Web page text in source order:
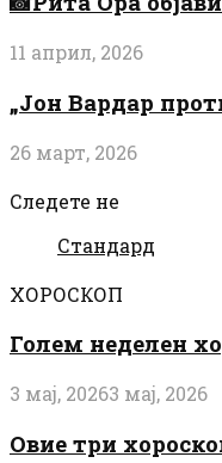
11 април, 2026
„Јон Вардар
26 март, 2026
Следете не
Стандард
ХОРОСКОП
Голем неделен
3 мај, 20263 мај, 2026
Овие три